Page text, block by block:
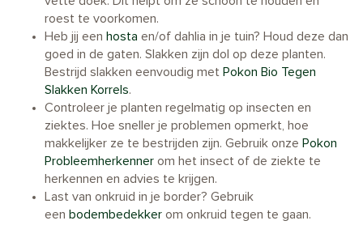
roest te voorkomen.
Heb jij een hosta en/of dahlia in je tuin? Houd deze dan
goed in de gaten. Slakken zijn dol op deze planten.
Bestrijd slakken eenvoudig met Pokon Bio Tegen
Slakken Korrels.
Controleer je planten regelmatig op insecten en
ziektes. Hoe sneller je problemen opmerkt, hoe
makkelijker ze te bestrijden zijn. Gebruik onze Pokon
Probleemherkenner om het insect of de ziekte te
herkennen en advies te krijgen.
Last van onkruid in je border? Gebruik
een bodembedekker om onkruid tegen te gaan.